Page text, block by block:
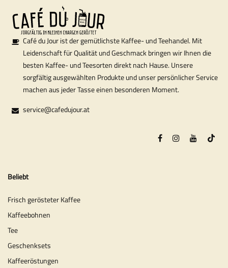
Café du Jour ist der gemütlichste Kaffee- und Teehandel. Mit
Leidenschaft für Qualität und Geschmack bringen wir Ihnen die
besten Kaffee- und Teesorten direkt nach Hause. Unsere
sorgfältig ausgewählten Produkte und unser persönlicher Service
machen aus jeder Tasse einen besonderen Moment.
service@cafedujour.at
Beliebt
Frisch gerösteter Kaffee
Kaffeebohnen
Tee
Geschenksets
Kaffeeröstungen